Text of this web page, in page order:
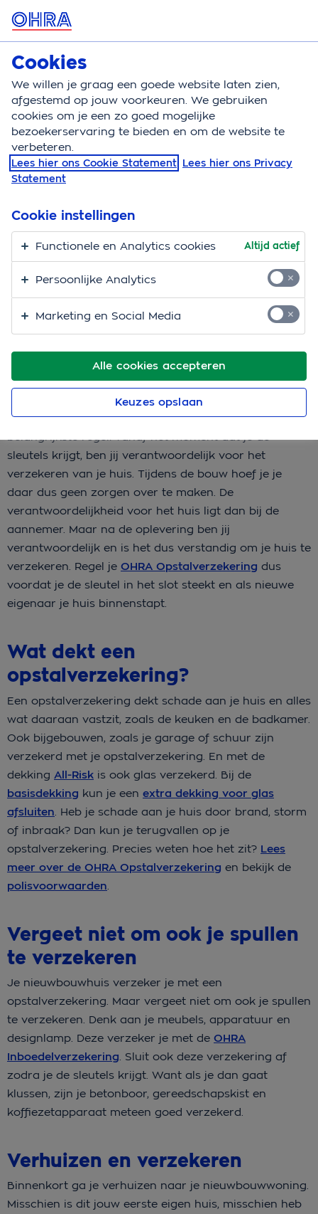
MENU
Woonverzekeringen
Woonverzekeringen Nieuwbouw
Opstalverzekering bij
nieuwbouw
Bij nieuwbouw komt er veel op je af. Een van de
dingen is het verzekeren van je huis. Lees hoe het zit
met het afsluiten van je opstalverzekering en waar je
nog meer aan moet denken.
Vanaf wanneer heb je een
opstalverzekering nodig bij
nieuwbouw?
Als je wilt weten wanneer je bij nieuwbouw een
opstalverzekering moet afsluiten, onthoud dan de
belangrijkste regel: vanaf het moment dat je de
sleutels krijgt, ben jij verantwoordelijk voor het
verzekeren van je huis. Tijdens de bouw hoef je je
daar dus geen zorgen over te maken. De
verantwoordelijkheid voor het huis ligt dan bij de
aannemer. Maar na de oplevering ben jij
verantwoordelijk en is het dus verstandig om je huis te
verzekeren. Regel je OHRA Opstalverzekering dus
voordat je de sleutel in het slot steekt en als nieuwe
eigenaar je huis binnenstapt.
Wat dekt een
opstalverzekering?
Een opstalverzekering dekt schade aan je huis en alles
wat daaraan vastzit, zoals de keuken en de badkamer.
Ook bijgebouwen, zoals je garage of schuur zijn
verzekerd met je opstalverzekering. En met de
dekking All-Risk is ook glas verzekerd. Bij de
basisdekking kun je een extra dekking voor glas
afsluiten . Heb je schade aan je huis door brand, storm
of inbraak? Dan kun je terugvallen op je
opstalverzekering. Precies weten hoe het zit? Lees
meer over de OHRA Opstalverzekering en bekijk de
polisvoorwaarden
Vergeet niet om ook je spullen
te verzekeren
Je nieuwbouwhuis verzeker je met een
opstalverzekering. Maar vergeet niet om ook je spullen
te verzekeren. Denk aan je meubels, apparatuur en
designlamp. Deze verzeker je met de OHRA
Inboedelverzekering . Sluit ook deze verzekering af
zodra je de sleutels krijgt. Want als je dan gaat
klussen, zijn je betonboor, gereedschapskist en
koffiezetapparaat meteen goed verzekerd.
Verhuizen en verzekeren
Binnenkort ga je verhuizen naar je nieuwbouwwoning.
Misschien is dit jouw eerste eigen huis, misschien heb
Cookies
We willen je graag een goede website laten zien,
afgestemd op jouw voorkeuren. We gebruiken
cookies om je een zo goed mogelijke
bezoekerservaring te bieden en om de website te
verbeteren.
Lees hier ons Cookie Statement Lees hier ons Privacy
Statement
Alle cookies accepteren
Cookie instellingen
Functionele en Analytics cookies Altijd actief
Persoonlijke Analytics
Marketing en Social Media
Keuzes opslaan